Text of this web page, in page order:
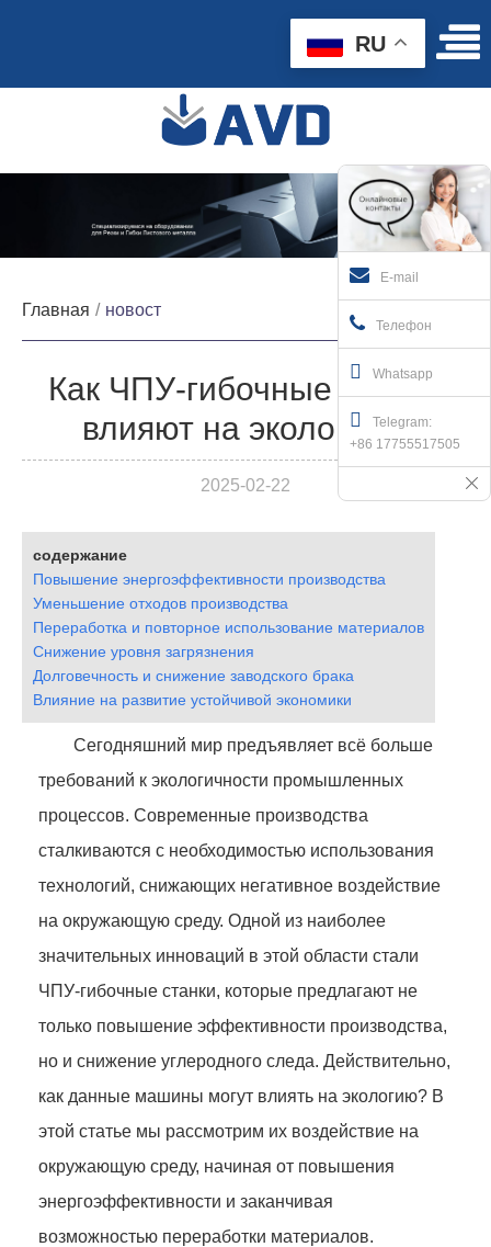
Главная новост
Как ЧПУ-гибочные станки
влияют на экологию?
2025-02-22
содержание
Повышение энергоэффективности производства
Уменьшение отходов производства
Переработка и повторное использование материалов
Снижение уровня загрязнения
Долговечность и снижение заводского брака
Влияние на развитие устойчивой экономики
Сегодняшний мир предъявляет всё больше
требований к экологичности промышленных
процессов. Современные производства
сталкиваются с необходимостью использования
технологий, снижающих негативное воздействие
на окружающую среду. Одной из наиболее
значительных инноваций в этой области стали
ЧПУ-гибочные станки, которые предлагают не
только повышение эффективности производства,
но и снижение углеродного следа. Действительно,
как данные машины могут влиять на экологию? В
этой статье мы рассмотрим их воздействие на
окружающую среду, начиная от повышения
энергоэффективности и заканчивая
возможностью переработки материалов.
E-mail
Телефон
Whatsapp
Telegram:
+86 17755517505
RU